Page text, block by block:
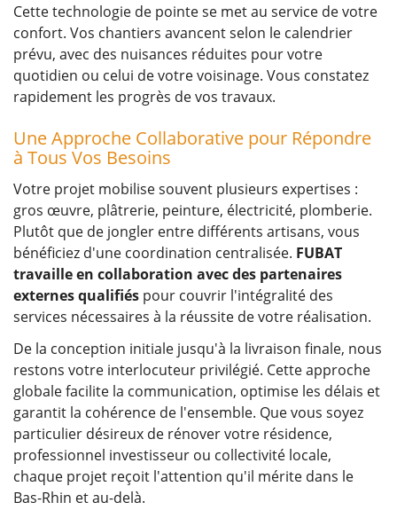
Cette technologie de pointe se met au service de votre
confort. Vos chantiers avancent selon le calendrier
prévu, avec des nuisances réduites pour votre
quotidien ou celui de votre voisinage. Vous constatez
rapidement les progrès de vos travaux.
Une Approche Collaborative pour Répondre
à Tous Vos Besoins
Votre projet mobilise souvent plusieurs expertises :
gros œuvre, plâtrerie, peinture, électricité, plomberie.
Plutôt que de jongler entre différents artisans, vous
bénéficiez d'une coordination centralisée. FUBAT
travaille en collaboration avec des partenaires
externes qualifiés pour couvrir l'intégralité des
services nécessaires à la réussite de votre réalisation.
De la conception initiale jusqu'à la livraison finale, nous
restons votre interlocuteur privilégié. Cette approche
globale facilite la communication, optimise les délais et
garantit la cohérence de l'ensemble. Que vous soyez
particulier désireux de rénover votre résidence,
professionnel investisseur ou collectivité locale,
chaque projet reçoit l'attention qu'il mérite dans le
Bas-Rhin et au-delà.